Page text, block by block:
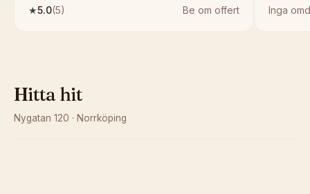
★5.0(5) Be om offert Inga
Hitta hit
Nygatan 120 · Norrköping